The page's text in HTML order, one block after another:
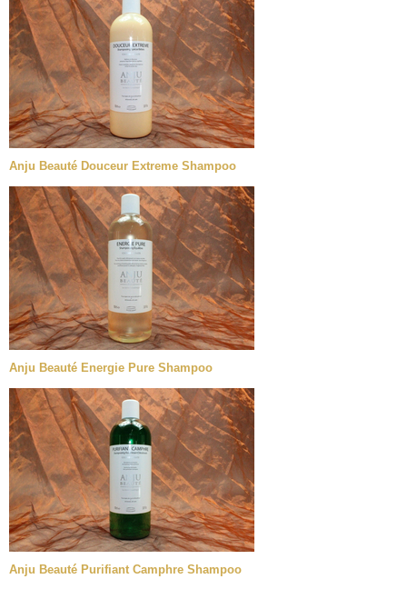
Anju Beauté Douceur Extreme Shampoo
Anju Beauté Energie Pure Shampoo
Anju Beauté Purifiant Camphre Shampoo